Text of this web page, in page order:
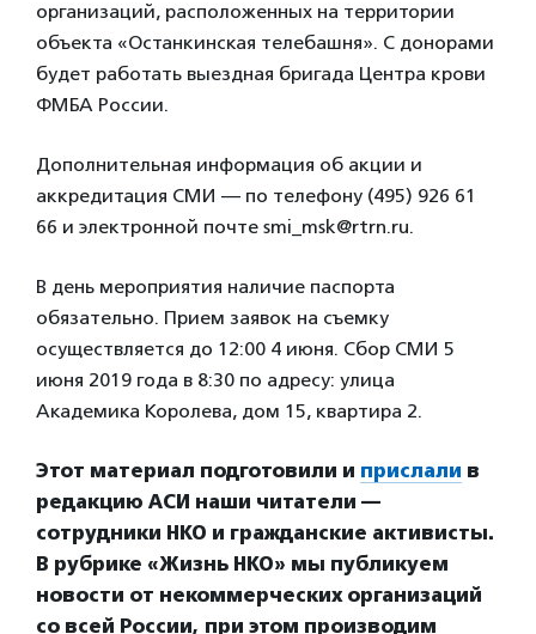
организаций, расположенных на территории
объекта «Останкинская телебашня». С донорами
будет работать выездная бригада Центра крови
ФМБА России.
Дополнительная информация об акции и
аккредитация СМИ — по телефону (495) 926 61
66 и электронной почте smi_msk@rtrn.ru.
В день мероприятия наличие паспорта
обязательно. Прием заявок на съемку
осуществляется до 12:00 4 июня. Сбор СМИ 5
июня 2019 года в 8:30 по адресу: улица
Академика Королева, дом 15, квартира 2.
Этот материал подготовили и прислали в
редакцию АСИ наши читатели —
сотрудники НКО и гражданские активисты.
В рубрике «Жизнь НКО» мы публикуем
новости от некоммерческих организаций
со всей России, при этом производим